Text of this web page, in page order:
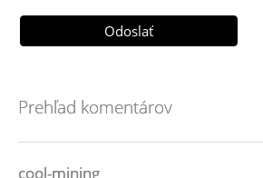
Prehľad komentárov
cool-mining